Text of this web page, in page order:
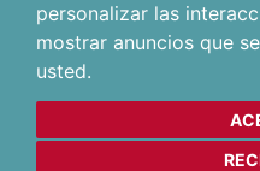
personalizar las
mostrar anuncios que
usted.